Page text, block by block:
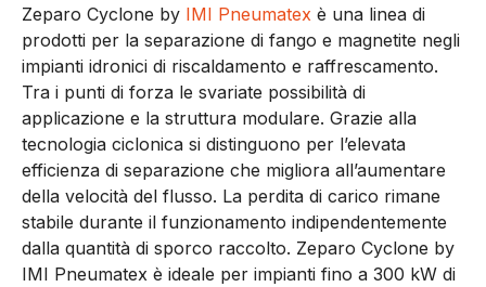
Zeparo Cyclone by IMI Pneumatex è una linea di
prodotti per la separazione di fango e magnetite negli
impianti idronici di riscaldamento e raffrescamento.
Tra i punti di forza le svariate possibilità di
applicazione e la struttura modulare. Grazie alla
tecnologia ciclonica si distinguono per l’elevata
efficienza di separazione che migliora all’aumentare
della velocità del flusso. La perdita di carico rimane
stabile durante il funzionamento indipendentemente
dalla quantità di sporco raccolto. Zeparo Cyclone by
IMI Pneumatex è ideale per impianti fino a 300 kW di